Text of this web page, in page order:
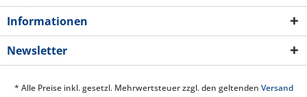
Informationen
Newsletter
* Alle Preise inkl. gesetzl. Mehrwertsteuer zzgl. den geltenden Versand